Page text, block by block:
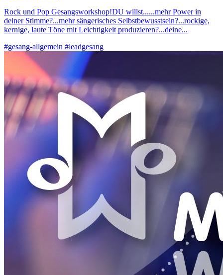
Rock und Pop Gesangsworkshop!DU willst......mehr Power in
deiner Stimme?...mehr sängerisches Selbstbewusstsein?...rockige,
kernige, laute Töne mit Leichtigkeit produzieren?...deine...
#gesang-allgemein #leadgesang